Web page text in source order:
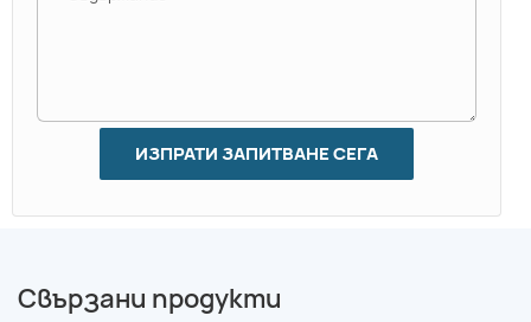
ИЗПРАТИ ЗАПИТВАНЕ СЕГА
Свързани продукти